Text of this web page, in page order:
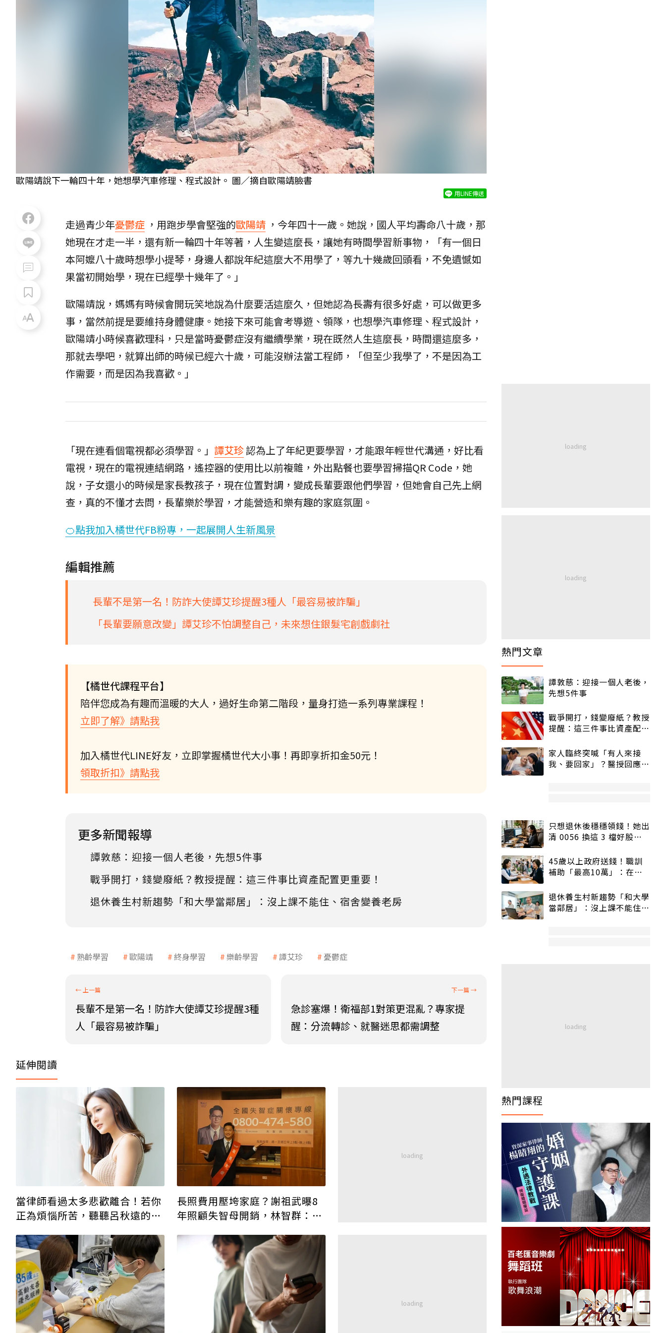
歐陽靖說下一輪四十年，她想學汽車修理、程式設計。 圖／摘自歐陽靖臉書
用LINE傳送
走過青少年憂鬱症 ，用跑步學會堅強的歐陽靖 ，今年四十一歲。她說，國人平均壽命八十歲，那
她現在才走一半，還有新一輪四十年等著，人生變這麼長，讓她有時間學習新事物，「有一個日
本阿嬤八十歲時想學小提琴，身邊人都說年紀這麼大不用學了，等九十幾歲回頭看，不免遺憾如
果當初開始學，現在已經學十幾年了。」
歐陽靖說，媽媽有時候會開玩笑地說為什麼要活這麼久，但她認為長壽有很多好處，可以做更多
事，當然前提是要維持身體健康。她接下來可能會考導遊、領隊，也想學汽車修理、程式設計，
歐陽靖小時候喜歡理科，只是當時憂鬱症沒有繼續學業，現在既然人生這麼長，時間還這麼多，
那就去學吧，就算出師的時候已經六十歲，可能沒辦法當工程師，「但至少我學了，不是因為工
作需要，而是因為我喜歡。」
「現在連看個電視都必須學習。」 譚艾珍認為上了年紀更要學習，才能跟年輕世代溝通，好比看
電視，現在的電視連結網路，遙控器的使用比以前複雜，外出點餐也要學習掃描QR Code，她
說，子女還小的時候是家長教孩子，現在位置對調，變成長輩要跟他們學習，但她會自己先上網
查，真的不懂才去問，長輩樂於學習，才能營造和樂有趣的家庭氛圍。
🍊點我加入橘世代FB粉專，一起展開人生新風景
編輯推薦
長輩不是第一名！防詐大使譚艾珍提醒3種人「最容易被詐騙」
「長輩要願意改變」譚艾珍不怕調整自己，未來想住銀髮宅創戲劇社
【橘世代課程平台】
陪伴您成為有趣而溫暖的大人，過好生命第二階段，量身打造一系列專業課程！
立即了解》請點我
加入橘世代LINE好友，立即掌握橘世代大小事！再即享折扣金50元！
領取折扣》請點我
更多新聞報導
譚敦慈：迎接一個人老後，先想5件事
戰爭開打，錢變廢紙？教授提醒：這三件事比資產配置更重要！
退休養生村新趨勢「和大學當鄰居」：沒上課不能住、宿舍變養老房
熟齡學習 歐陽靖 終身學習 樂齡學習 譚艾珍 憂鬱症
長輩不是第一名！防詐大使譚艾珍提醒3種
人「最容易被詐騙」
急診塞爆！衛福部1對策更混亂？專家提
醒：分流轉診、就醫迷思都需調整
延伸閱讀
當律師看過太多悲歡離合！若你
正為煩惱所苦，聽聽呂秋遠的10
長照費用壓垮家庭？謝祖武曝8
年照顧失智母開銷，林智群：政
熱門文章
譚敦慈：迎接一個人老後，
先想5件事
戰爭開打，錢變廢紙？教授
提醒：這三件事比資產配置
家人臨終突喊「有人來接
我、要回家」？醫授回應方
只想退休後穩穩領錢！她出
清 0056 換這 3 檔好股：
45歲以上政府送錢！職訓
補助「最高10萬」：在
退休養生村新趨勢「和大學
當鄰居」：沒上課不能住、
熱門課程